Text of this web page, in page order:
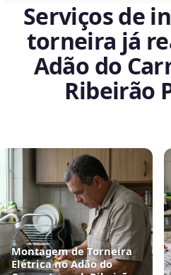
Serviços de
torneira já
Adão do
Ribeirão
Montagem de Torneira
Elétrica no Adão do